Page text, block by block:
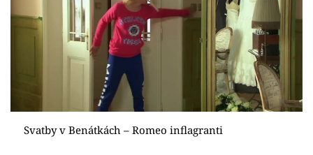
Sex a vztahy
Sledujte prima+
Svatby v Benátkách – Romeo inflagranti